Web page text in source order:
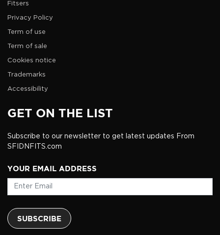
Fitsers
Privacy Policy
Term of use
Term of sale
Cookies notice
Trademarks
Accessibility
GET ON THE LIST
Subscribe to our newsletter to get latest updates From
SFIDNFITS.com
YOUR EMAIL ADDRESS
SUBSCRIBE